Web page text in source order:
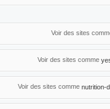
Voir des sites
Voir des sites comme
Voir des sites comme nutrition-